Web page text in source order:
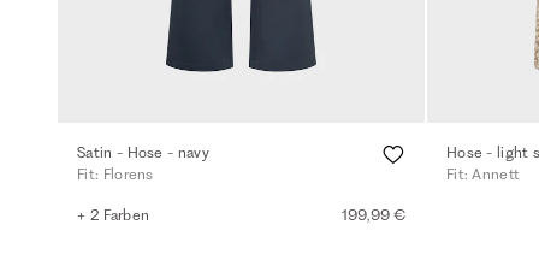
Satin - Hose - navy
Fit: Florens
+ 2 Farben 199,99 €
Hose - light
Fit: Annett